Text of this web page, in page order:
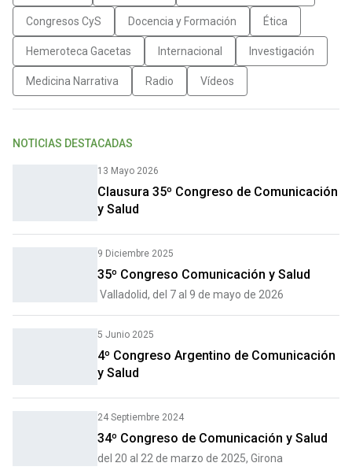
Congresos CyS Docencia y Formación Ética
Hemeroteca Gacetas Internacional Investigación
Medicina Narrativa Radio Vídeos
NOTICIAS DESTACADAS
13 Mayo 2026
Clausura 35º Congreso de Comunicación
y Salud
9 Diciembre 2025
35º Congreso Comunicación y Salud
Valladolid, del 7 al 9 de mayo de 2026
5 Junio 2025
4º Congreso Argentino de Comunicación
y Salud
24 Septiembre 2024
34º Congreso de Comunicación y Salud
del 20 al 22 de marzo de 2025, Girona